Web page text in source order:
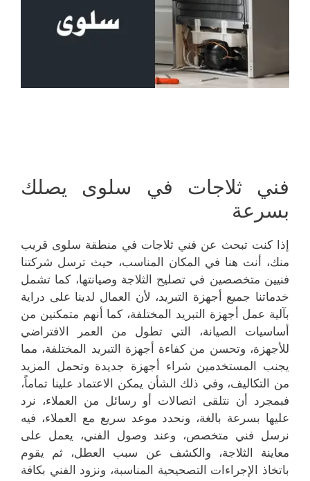
فني ثلاجات في سلوى يصلك
بسرعة
إذا كنت تبحث عن فني ثلاجات في منطقة سلوى قريب
منك، أنت هنا في المكان المناسب، حيث ترسل شركتنا
فنيين متخصصين في تصليح الثلاجة وصيانتها، كما تشمل
خدماتنا جميع أجهزة التبريد، لأن العمال لدينا على دراية
بآلية عمل أجهزة التبريد المختلفة، كما أنهم متمكنين من
أساسيات الصيانة، التي تطول من العمر الافتراضي
للأجهزة، وتحسن من كفاءة أجهزة التبريد المختلفة، مما
يجنب المستخدمين شراء أجهزة جديدة وتحمل المزيد
من التكاليف، وفي ذلك الشأن يمكن الاعتماد علينا تماماً،
فبمجرد أن نتلقى اتصالات أو رسائل من العملاء، نرد
عليها بسرعة بالغة، ونحدد موعد سريع مع العملاء، فيه
نرسل فني متخصص، وعند وصول الفني، يعمل على
معاينة الثلاجة، والكشف عن سبب العطل، ثم يقوم
باتخاذ الإجراءات التصحيحية المناسبة، ونزود الفني بكافة